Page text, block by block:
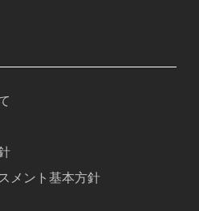
メント基本方針